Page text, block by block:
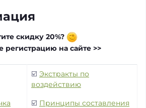
скидку 20%?
регистрацию на сайте >>
☑️ Экстракты по
воздействию
☑️ Принципы составления